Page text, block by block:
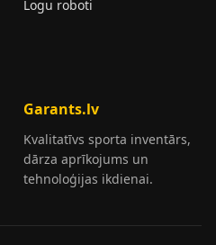
Logu roboti
Garants.lv
Kvalitatīvs sporta inventārs,
dārza aprīkojums un
tehnoloģijas ikdienai.